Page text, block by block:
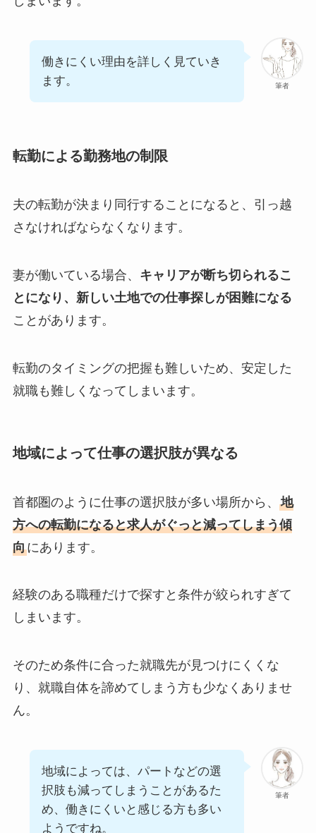
筆者
働きにくい理由を詳しく見ていき
ます。
転勤による勤務地の制限
夫の転勤が決まり同行することになると、引っ越
さなければならなくなります。
妻が働いている場合、 キャリアが断ち切られるこ
とになり、新しい土地での仕事探しが困難になる
ことがあります。
転勤のタイミングの把握も難しいため、安定した
就職も難しくなってしまいます。
地域によって仕事の選択肢が異なる
首都圏のように仕事の選択肢が多い場所から、 地
方への転勤になると求人がぐっと減ってしまう傾
向にあります。
経験のある職種だけで探すと条件が絞られすぎて
しまいます。
そのため条件に合った就職先が見つけにくくな
り、就職自体を諦めてしまう方も少なくありませ
ん。
筆者
地域によっては、パートなどの選
択肢も減ってしまうことがあるた
め、働きにくいと感じる方も多い
ようですね。